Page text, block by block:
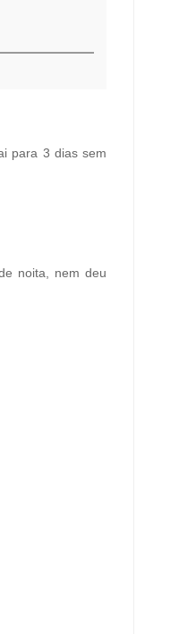
para 3 dias sem
noita, nem deu